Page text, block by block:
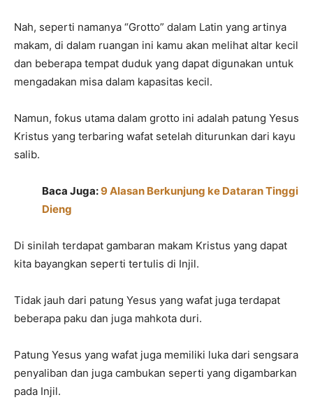
Nah, seperti namanya “Grotto” dalam Latin yang artinya
makam, di dalam ruangan ini kamu akan melihat altar kecil
dan beberapa tempat duduk yang dapat digunakan untuk
mengadakan misa dalam kapasitas kecil.
Namun, fokus utama dalam grotto ini adalah patung Yesus
Kristus yang terbaring wafat setelah diturunkan dari kayu
salib.
Baca Juga:9 Alasan Berkunjung ke Dataran Tinggi
Dieng
Di sinilah terdapat gambaran makam Kristus yang dapat
kita bayangkan seperti tertulis di Injil.
Tidak jauh dari patung Yesus yang wafat juga terdapat
beberapa paku dan juga mahkota duri.
Patung Yesus yang wafat juga memiliki luka dari sengsara
penyaliban dan juga cambukan seperti yang digambarkan
pada Injil.